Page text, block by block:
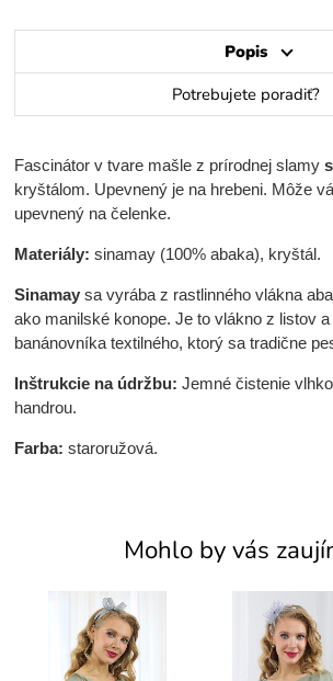
Popis
Potrebujete poradiť?
Fascinátor v tvare mašle z prírodnej slamy
kryštálom. Upevnený je na hrebeni. Môže
upevnený na čelenke.
Materiály:sinamay (100% abaka), kryštál.
Sinamay sa vyrába z rastlinného vlákna
ako manilské konope. Je to vlákno z listov
banánovníka textilného, ktorý sa tradične
Inštrukcie na údržbu:Jemné čistenie
handrou.
Farba: staroružová.
Mohlo by vás